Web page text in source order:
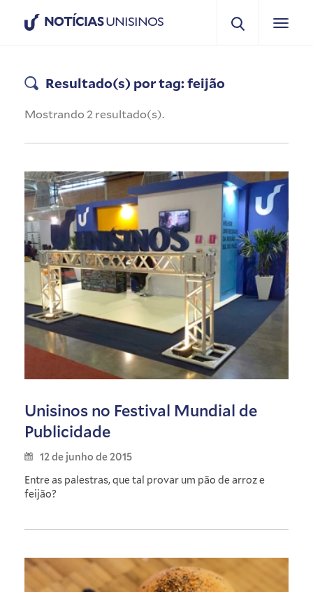
NOTÍCIASUNISINOS
Resultado(s) por tag: feijão
Mostrando 2 resultado(s).
Unisinos no Festival Mundial de
Publicidade
12 de junho de 2015
Entre as palestras, que tal provar um pão de arroz e
feijão?